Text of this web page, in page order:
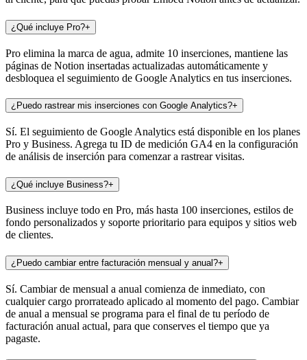
¿Qué incluye Pro?+
Pro elimina la marca de agua, admite 10 inserciones, mantiene las
páginas de Notion insertadas actualizadas automáticamente y
desbloquea el seguimiento de Google Analytics en tus inserciones.
¿Puedo rastrear mis inserciones con Google Analytics?+
Sí. El seguimiento de Google Analytics está disponible en los planes
Pro y Business. Agrega tu ID de medición GA4 en la configuración
de análisis de inserción para comenzar a rastrear visitas.
¿Qué incluye Business?+
Business incluye todo en Pro, más hasta 100 inserciones, estilos de
fondo personalizados y soporte prioritario para equipos y sitios web
de clientes.
¿Puedo cambiar entre facturación mensual y anual?+
Sí. Cambiar de mensual a anual comienza de inmediato, con
cualquier cargo prorrateado aplicado al momento del pago. Cambiar
de anual a mensual se programa para el final de tu período de
facturación anual actual, para que conserves el tiempo que ya
pagaste.